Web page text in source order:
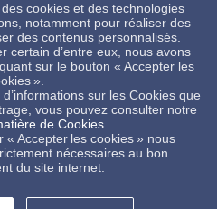
disponibles pour les marchés
tout besoin spécifique merci de
cookies et des technologies
notamment pour réaliser des
des contenus personnalisés.
certain d’entre eux, nous avons
sur le bouton « Accepter les
».
sur les Cookies que
vous pouvez consulter notre
de Cookies.
« Accepter les cookies » nous
nécessaires au bon
du site internet.